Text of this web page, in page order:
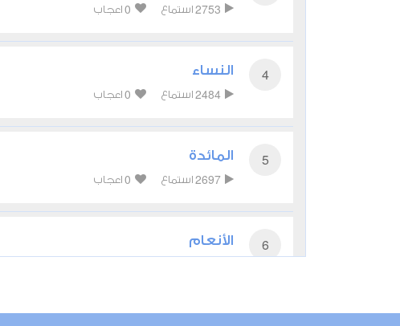
2753 استماع 0 اعجاب
4 النساء
2484 استماع 0 اعجاب
5 المائدة
2697 استماع 0 اعجاب
6 الأنعام